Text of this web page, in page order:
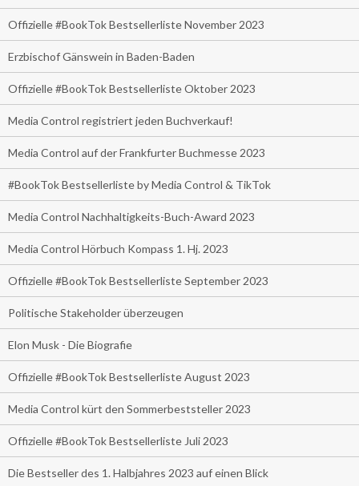
Offizielle #BookTok Bestsellerliste November 2023
Erzbischof Gänswein in Baden-Baden
Offizielle #BookTok Bestsellerliste Oktober 2023
Media Control registriert jeden Buchverkauf!
Media Control auf der Frankfurter Buchmesse 2023
#BookTok Bestsellerliste by Media Control & TikTok
Media Control Nachhaltigkeits-Buch-Award 2023
Media Control Hörbuch Kompass 1. Hj. 2023
Offizielle #BookTok Bestsellerliste September 2023
Politische Stakeholder überzeugen
Elon Musk - Die Biografie
Offizielle #BookTok Bestsellerliste August 2023
Media Control kürt den Sommerbeststeller 2023
Offizielle #BookTok Bestsellerliste Juli 2023
Die Bestseller des 1. Halbjahres 2023 auf einen Blick